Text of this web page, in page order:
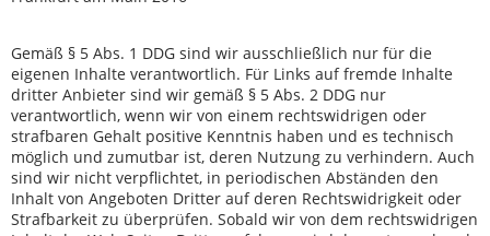
Gemäß § 5 Abs. 1 DDG sind wir ausschließlich nur für die
eigenen Inhalte verantwortlich. Für Links auf fremde Inhalte
dritter Anbieter sind wir gemäß § 5 Abs. 2 DDG nur
verantwortlich, wenn wir von einem rechtswidrigen oder
strafbaren Gehalt positive Kenntnis haben und es technisch
möglich und zumutbar ist, deren Nutzung zu verhindern. Auch
sind wir nicht verpflichtet, in periodischen Abständen den
Inhalt von Angeboten Dritter auf deren Rechtswidrigkeit oder
Strafbarkeit zu überprüfen. Sobald wir von dem rechtswidrigen